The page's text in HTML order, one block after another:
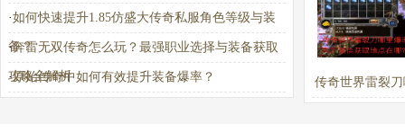
·如何快速提升1.85仿盛大传奇私服角色等级与装
备？
·奔雷无双传奇怎么玩？最强职业选择与装备获取
攻略全解析
·原始传奇中如何有效提升装备爆率？ 传奇世界雷裂